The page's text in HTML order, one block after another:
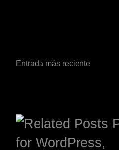
Entrada más reciente